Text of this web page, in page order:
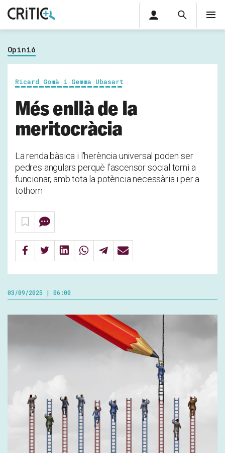
Cerca
Cerca
privada
Inicia sessió
Opinió
Ricard Gomà i Gemma Ubasart
Més enllà de la
meritocràcia
La renda bàsica i l'herència universal poden ser
pedres angulars perquè l’ascensor social torni a
funcionar, amb tota la potència necessària i per a
tothom
03/09/2025 | 06:00